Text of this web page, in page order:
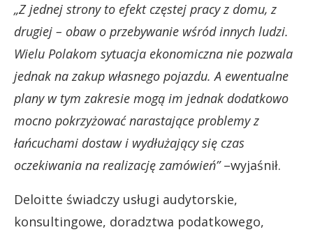
„Z jednej strony to efekt częstej pracy z domu, z
drugiej – obaw o przebywanie wśród innych ludzi.
Wielu Polakom sytuacja ekonomiczna nie pozwala
jednak na zakup własnego pojazdu. A ewentualne
plany w tym zakresie mogą im jednak dodatkowo
mocno pokrzyżować narastające problemy z
łańcuchami dostaw i wydłużający się czas
oczekiwania na realizację zamówień”–wyjaśnił.
Deloitte świadczy usługi audytorskie,
konsultingowe, doradztwa podatkowego,